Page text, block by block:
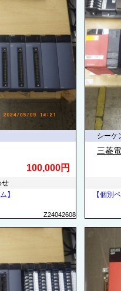
100,000円
せ
】
Z24042608
シーケ
三菱
【個別